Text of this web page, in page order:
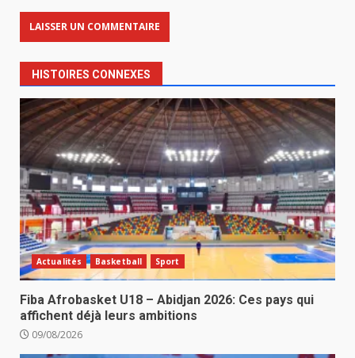
HISTOIRES CONNEXES
Actualités Basketball Sport
Fiba Afrobasket U18 – Abidjan 2026: Ces pays qui
affichent déjà leurs ambitions
09/08/2026